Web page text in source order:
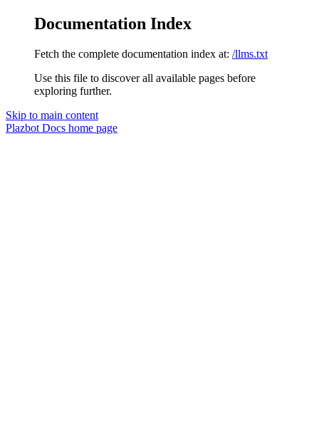
Documentation Index
Fetch the complete documentation index at: /llms.txt
Use this file to discover all available pages before
exploring further.
Skip to main content
Plazbot Docs home page